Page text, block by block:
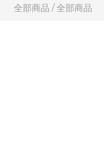
全部商品 /全部商品